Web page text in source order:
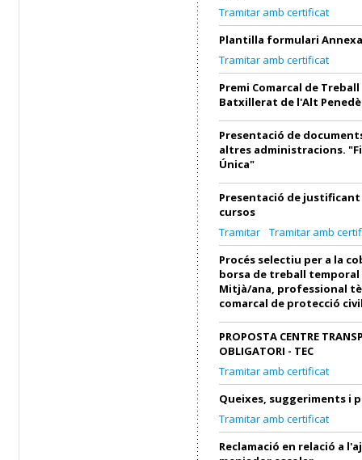
Tramitar amb certificat
Plantilla formulari Annexa
Tramitar amb certificat
Premi Comarcal de Treball
Batxillerat de l'Alt
Presentació de
altres administracions.
Única"
Presentació de
cursos
Tramitar
Tramitar amb
Procés selectiu per a la
borsa de treball temporal
Mitjà/ana, professional
comarcal de protecció
PROPOSTA CENTRE
OBLIGATORI - TEC
Tramitar amb certificat
Queixes, suggeriments i
Tramitar amb certificat
Reclamació en relació a